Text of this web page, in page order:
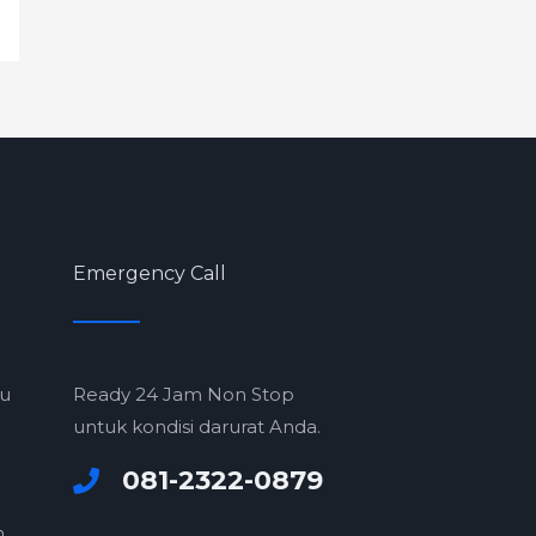
Emergency Call
Ready 24 Jam Non Stop
untuk kondisi darurat Anda.
081-2322-0879